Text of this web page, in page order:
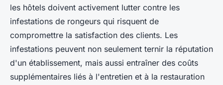
les hôtels doivent activement lutter contre les
infestations de rongeurs qui risquent de
compromettre la satisfaction des clients. Les
infestations peuvent non seulement ternir la réputation
d'un établissement, mais aussi entraîner des coûts
supplémentaires liés à l'entretien et à la restauration